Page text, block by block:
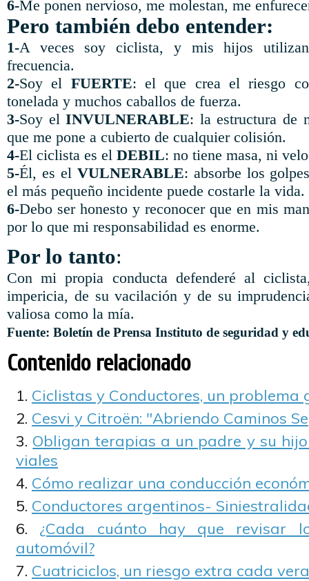
6-Me ponen nervioso, me molestan, me
Pero también debo entender:
1-A veces soy ciclista, y mis hijos
frecuencia.
2-Soy el FUERTE: el que crea el riesgo
tonelada y muchos caballos de fuerza.
3-Soy elINVULNERABLE: la estructura de
que me pone a cubierto de cualquier colisión.
4-El ciclista es el DEBIL: no tiene masa, ni
5-Él, es el VULNERABLE: absorbe los
el más pequeño incidente puede costarle la vida.
6-Debo ser honesto y reconocer que en mis
por lo que mi responsabilidad es enorme.
Por lo tanto:
Con mi propia conducta defenderé al
impericia, de su vacilación y de su
valiosa como la mía.
Fuente: Boletín de Prensa Instituto de seguridad y
Contenido relacionado
Ciclistas y Conductores, un problema
Cesvi y Citroën: "Abriendo Caminos
Obligan terapias a un padre y su
viales
Cómo realizar una conducción
Conductores argentinos-
¿Cada cuánto hay que revisar
automóvil?
Cuatriciclos, un riesgo extra cada